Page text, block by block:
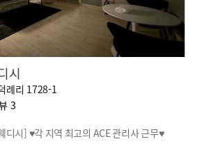
시
례리 1728-1
3
디시] ♥각 지역 최고의 ACE 관리사 근무♥